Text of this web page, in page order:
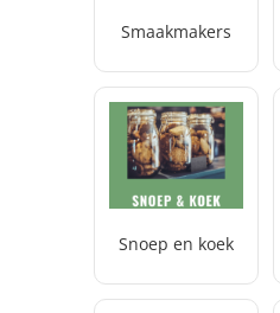
Smaakmakers
Snoep en koek